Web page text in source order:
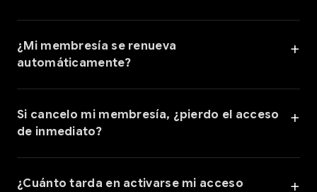
¿Mi membresía se renueva
automáticamente?
Si cancelo mi membresía, ¿pierdo el acceso
de inmediato?
¿Cuánto tarda en activarse mi acceso